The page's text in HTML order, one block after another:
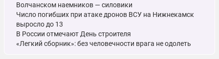
Волчанском наемников — силовики
Число погибших при атаке дронов ВСУ на Нижнекамск
выросло до 13
В России отмечают День строителя
«Легкий сборник»: без человечности врага не одолеть